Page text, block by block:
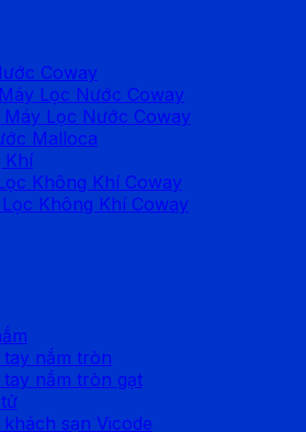
Coway
Lọc Nước Coway
Máy Lọc Nước Coway
Malloca
Khí
Không Khí Coway
Không Khí Coway
tay nắm tròn
tay nắm tròn gạt
khách sạn Vicode